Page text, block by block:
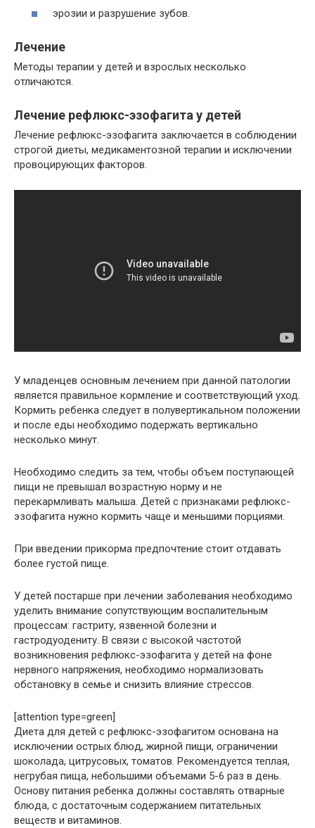
эрозии и разрушение зубов.
Лечение
Методы терапии у детей и взрослых несколько
отличаются.
Лечение рефлюкс-эзофагита у детей
Лечение рефлюкс-эзофагита заключается в соблюдении
строгой диеты, медикаментозной терапии и исключении
провоцирующих факторов.
У младенцев основным лечением при данной патологии
является правильное кормление и соответствующий уход.
Кормить ребенка следует в полувертикальном положении
и после еды необходимо подержать вертикально
несколько минут.
Необходимо следить за тем, чтобы объем поступающей
пищи не превышал возрастную норму и не
перекармливать малыша. Детей с признаками рефлюкс-
эзофагита нужно кормить чаще и меньшими порциями.
При введении прикорма предпочтение стоит отдавать
более густой пище.
У детей постарше при лечении заболевания необходимо
уделить внимание сопутствующим воспалительным
процессам: гастриту, язвенной болезни и
гастродуодениту. В связи с высокой частотой
возникновения рефлюкс-эзофагита у детей на фоне
нервного напряжения, необходимо нормализовать
обстановку в семье и снизить влияние стрессов.
[attention type=green]
Диета для детей с рефлюкс-эзофагитом основана на
исключении острых блюд, жирной пищи, ограничении
шоколада, цитрусовых, томатов. Рекомендуется теплая,
негрубая пища, небольшими объемами 5-6 раз в день.
Основу питания ребенка должны составлять отварные
блюда, с достаточным содержанием питательных
веществ и витаминов.